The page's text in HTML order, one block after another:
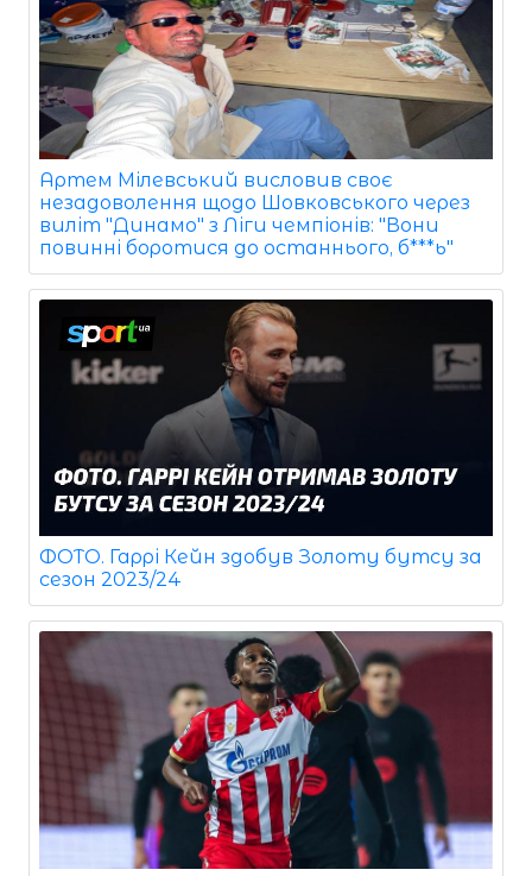
Артем Мілевський висловив своє
незадоволення щодо Шовковського через
виліт "Динамо" з Ліги чемпіонів: "Вони
повинні боротися до останнього, б***ь"
ФОТО. Гаррі Кейн здобув Золоту бутсу за
сезон 2023/24